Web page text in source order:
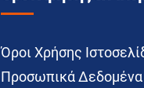
Όροι Χρήσης
Προσωπικά Δεδομένα